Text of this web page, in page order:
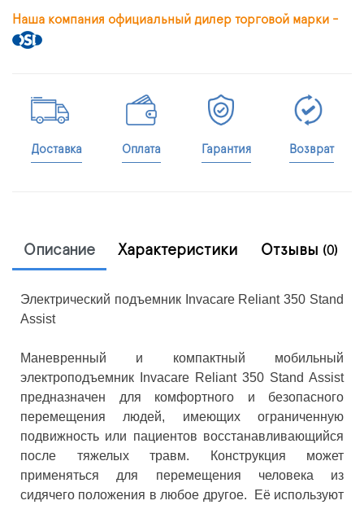
Наша компания официальный дилер торговой марки -
Доставка Оплата Гарантия Возврат
Описание Характеристики Отзывы (0)
Электрический подъемник Invacare Reliant 350 Stand
Assist
Маневренный и компактный мобильный
электроподъемник Invacare Reliant 350 Stand Assist
предназначен для комфортного и безопасного
перемещения людей, имеющих ограниченную
подвижность или пациентов восстанавливающийся
после тяжелых травм. Конструкция может
применяться для перемещения человека из
сидячего положения в любое другое. Её используют